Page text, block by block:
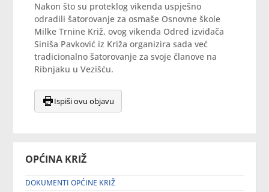
OPĆINA KRIŽ
DOKUMENTI OPĆINE KRIŽ
Nakon što su proteklog vikenda uspješno
odradili šatorovanje za osmaše Osnovne škole
Milke Trnine Križ, ovog vikenda Odred izviđača
Siniša Pavković iz Križa organizira sada već
tradicionalno šatorovanje za svoje članove na
Ribnjaku u Vezišću.
Ispiši ovu objavu